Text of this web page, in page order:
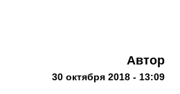
Автор
30 октября 2018 - 13:09